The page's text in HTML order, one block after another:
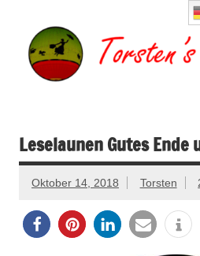
springen
Leselaunen Gutes Ende
Oktober 14, 2018 Torsten